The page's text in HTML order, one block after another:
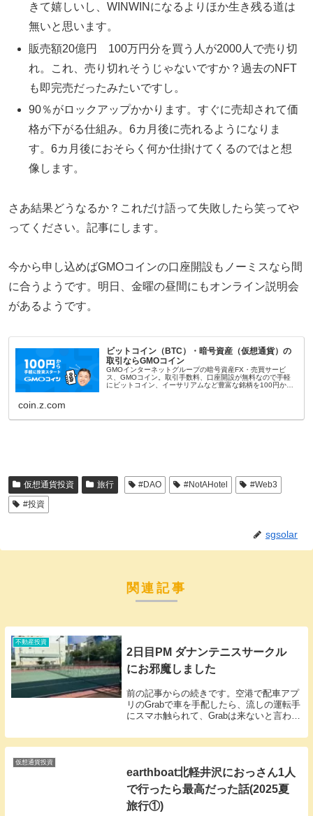
きて嬉しいし、WINWINになるよりほか生き残る道は
無いと思います。
販売額20億円 100万円分を買う人が2000人で売り切
れ。これ、売り切れそうじゃないですか？過去のNFT
も即完売だったみたいですし。
90％がロックアップかかります。すぐに売却されて価
格が下がる仕組み。6カ月後に売れるようになりま
す。6カ月後におそらく何か仕掛けてくるのではと想
像します。
さあ結果どうなるか？これだけ語って失敗したら笑ってや
ってください。記事にします。
今から申し込めばGMOコインの口座開設もノーミスなら間
に合うようです。明日、金曜の昼間にもオンライン説明会
があるようです。
ビットコイン（BTC）・暗号資産（仮想通貨）の
取引ならGMOコイン
GMOインターネットグループの暗号資産FX・売買サービ
ス、GMOコイン。取引手数料、口座開設が無料なので手軽
にビットコイン、イーサリアムなど豊富な銘柄を100円から
coin.z.com
仮想通貨投資 旅行 #DAO #NotAHotel
#Web3
#投資
sgsolar
関連記事
不動産投資
2日目PM ダナンテニスサークル
にお邪魔しました
前の記事からの続きです。空港で配車アプ
リのGrabで車を手配したら、流しの運転手
にスマホ触られて、Grabは来ないと言われ
れって乗ったら後でぼったくられるやつじ
ゃんと思い、心を強く持ってNo!と言って
仮想通貨投資
earthboat北軽井沢におっさん1人
で行ったら最高だった話(2025夏
旅行①)